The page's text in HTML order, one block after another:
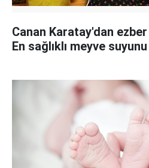
Canan Karatay'dan
En sağlıklı meyve suyunu